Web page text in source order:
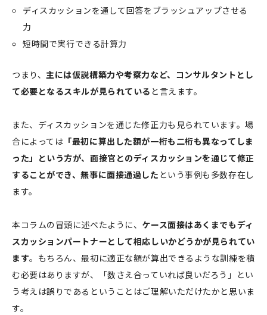
ディスカッションを通して回答をブラッシュアップさせる
力
短時間で実行できる計算力
つまり、 主には仮説構築力や考察力など、コンサルタントとし
て必要となるスキルが見られている と言えます。
また、ディスカッションを通じた修正力も見られています。場
合によっては 「最初に算出した額が一桁も二桁も異なってしま
った」という方が、面接官とのディスカッションを通じて修正
することができ、無事に面接通過した という事例も多数存在し
ます。
本コラムの冒頭に述べたように、 ケース面接はあくまでもディ
スカッションパートナーとして相応しいかどうかが見られてい
ます。もちろん、最初に適正な額が算出できるような訓練を積
む必要はありますが、「数さえ合っていれば良いだろう」とい
う考えは誤りであるということはご理解いただけたかと思いま
す。